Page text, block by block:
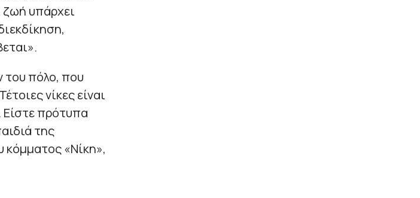
ζωή υπάρχει
του πόλο, που
νίκες είναι
Είστε πρότυπα
της
κόμματος «Νίκη»,